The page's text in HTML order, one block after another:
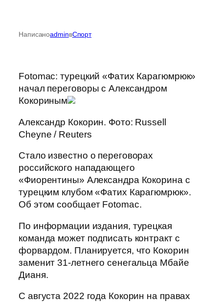
НаписаноadminвСпорт
Fotomac: турецкий «Фатих Карагюмрюк»
начал переговоры с Александром
Кокориным
Александр Кокорин. Фото: Russell
Cheyne / Reuters
Стало известно о переговорах
российского нападающего
«Фиорентины» Александра Кокорина с
турецким клубом «Фатих Карагюмрюк».
Об этом сообщает Fotomac.
По информации издания, турецкая
команда может подписать контракт с
форвардом. Планируется, что Кокорин
заменит 31-летнего сенегальца Мбайе
Дианя.
С августа 2022 года Кокорин на правах